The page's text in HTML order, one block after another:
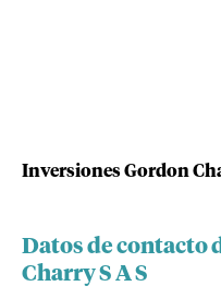
Inversiones Gordon
Datos de contacto
Charry S A S